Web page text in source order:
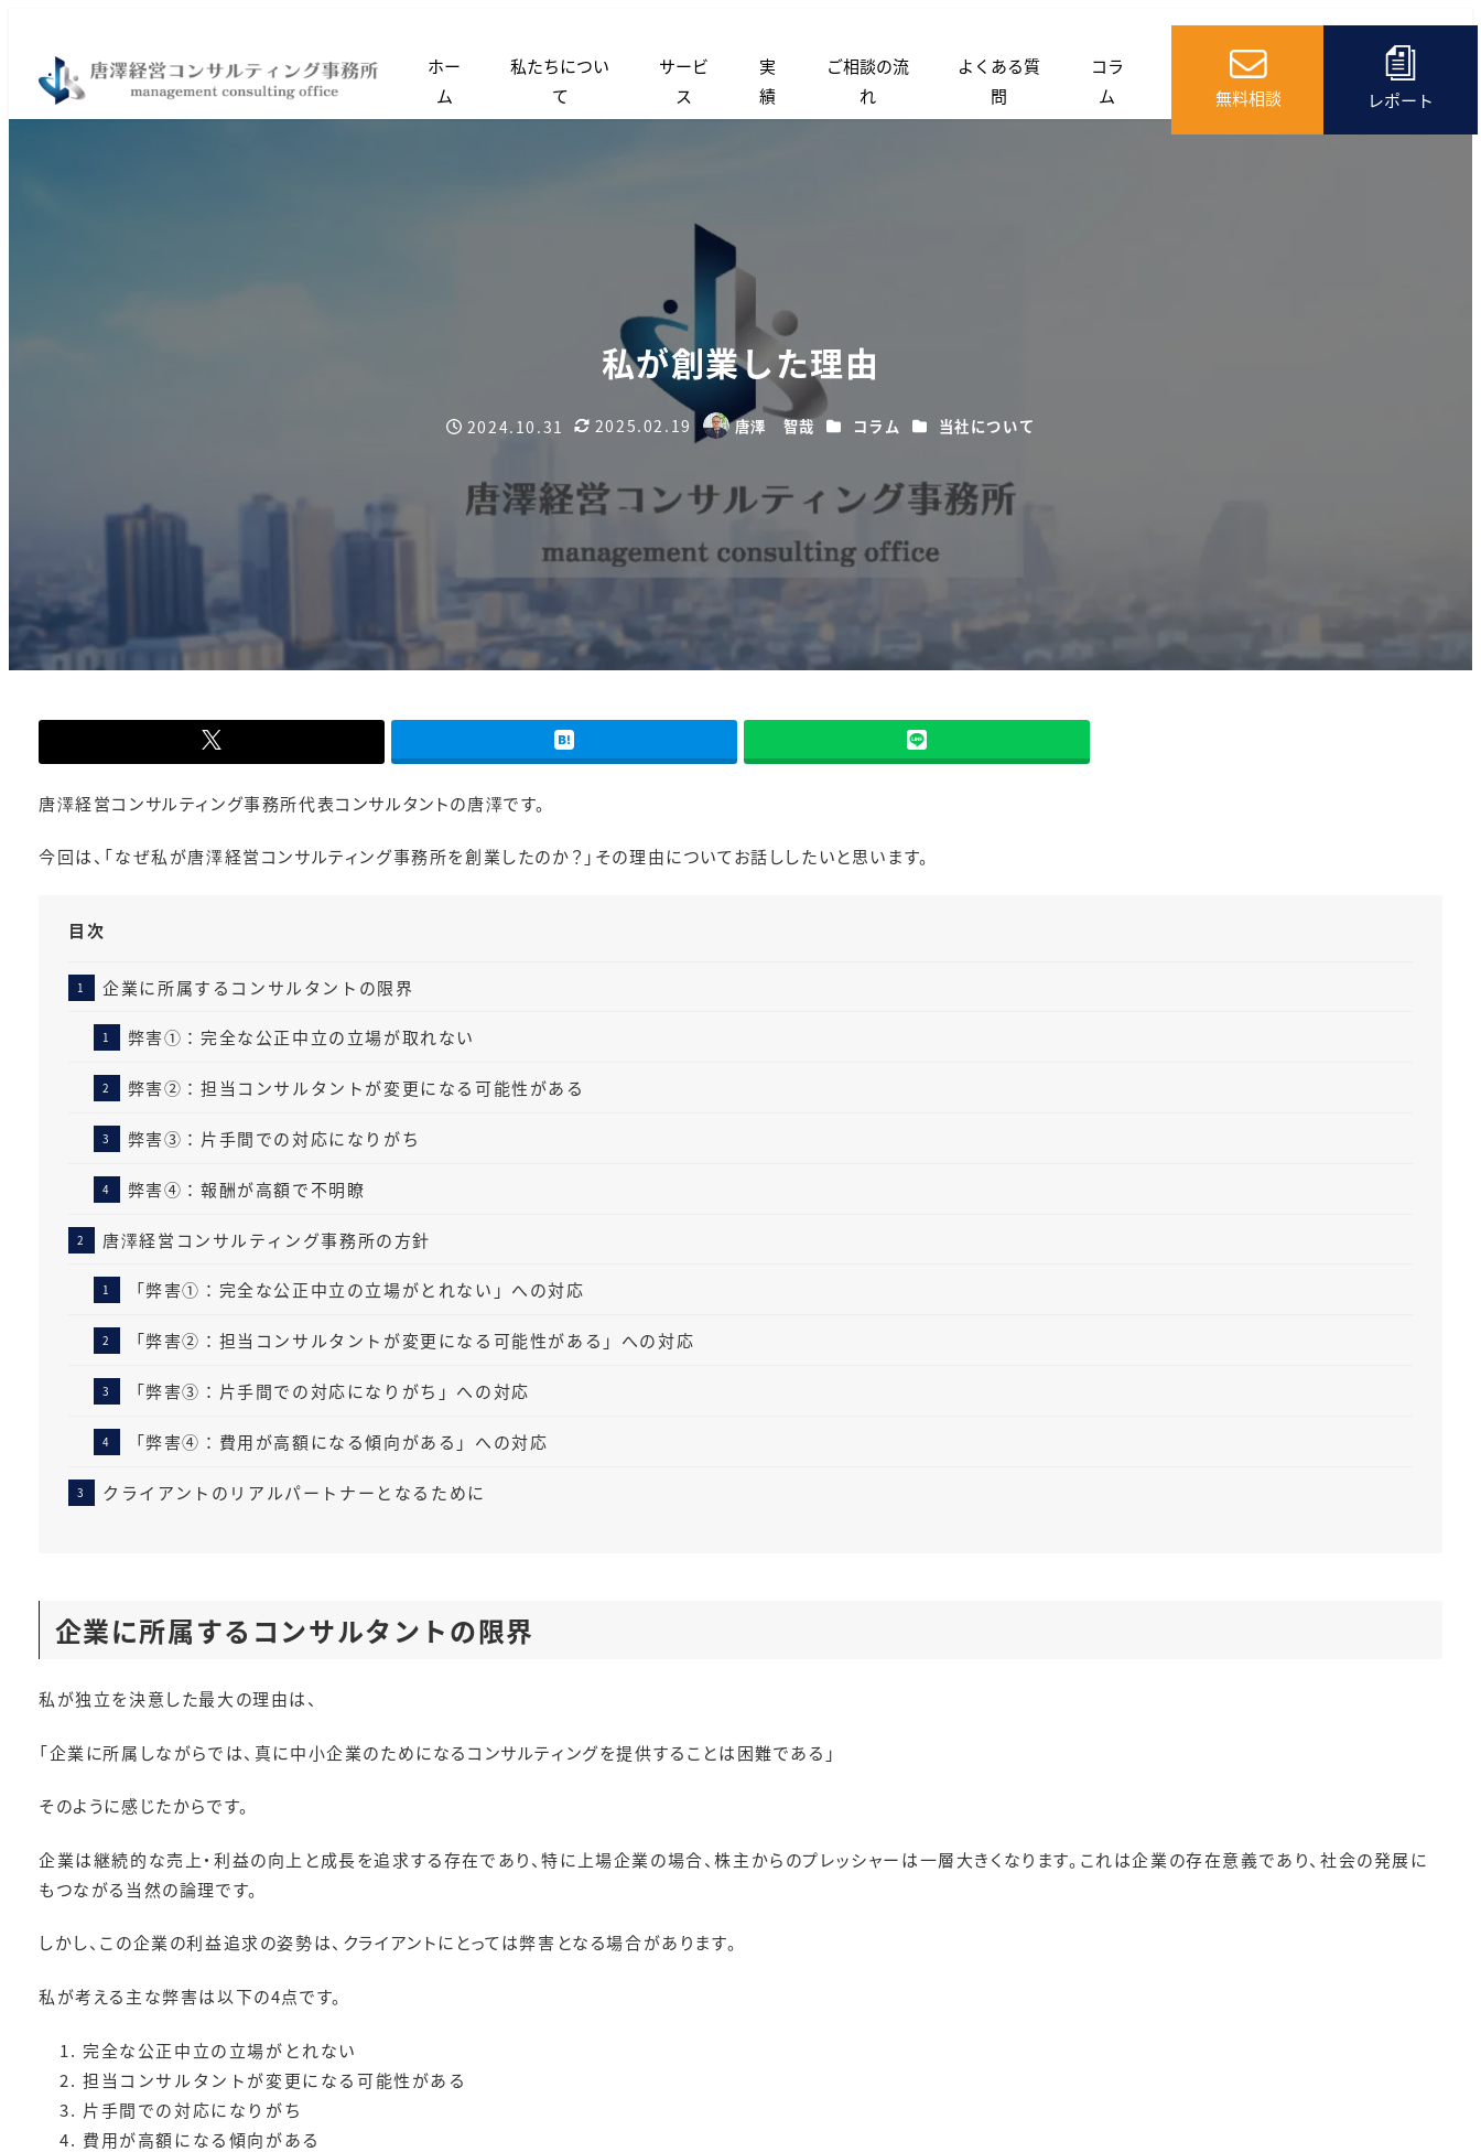
ホー
ム
私たちについ
て
サービ
ス
実
績
ご相談の流
れ
よくある質
問
コラ
ム
無料相談 レポート
私が創業した理由
投稿日2024.10.31 更新日
2025.02.19
著
唐澤 智哉 カテゴリー
コラム カテゴリー
当社について
唐澤経営コンサルティング事務所代表コンサルタントの唐澤です。
今回は、「なぜ私が唐澤経営コンサルティング事務所を創業したのか？」その理由についてお話ししたいと思います。
目次
企業に所属するコンサルタントの限界
弊害①：完全な公正中立の立場が取れない
弊害②：担当コンサルタントが変更になる可能性がある
弊害③：片手間での対応になりがち
弊害④：報酬が高額で不明瞭
唐澤経営コンサルティング事務所の方針
「弊害①：完全な公正中立の立場がとれない」への対応
「弊害②：担当コンサルタントが変更になる可能性がある」への対応
「弊害③：片手間での対応になりがち」への対応
「弊害④：費用が高額になる傾向がある」への対応
クライアントのリアルパートナーとなるために
企業に所属するコンサルタントの限界
私が独立を決意した最大の理由は、
「企業に所属しながらでは、真に中小企業のためになるコンサルティングを提供することは困難である」
そのように感じたからです。
企業は継続的な売上・利益の向上と成長を追求する存在であり、特に上場企業の場合、株主からのプレッシャーは一層大きくなります。これは企業の存在意義であり、社会の発展に
もつながる当然の論理です。
しかし、この企業の利益追求の姿勢は、クライアントにとっては弊害となる場合があります。
私が考える主な弊害は以下の4点です。
完全な公正中立の立場がとれない
担当コンサルタントが変更になる可能性がある
片手間での対応になりがち
費用が高額になる傾向がある